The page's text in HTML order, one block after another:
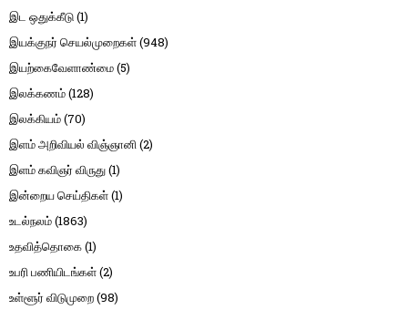
இட ஒதுக்கீடு(1)
இயக்குநர் செயல்முறைகள்(948)
இயற்கைவேளாண்மை(5)
இலக்கணம்(128)
இலக்கியம்(70)
இளம் அறிவியல் விஞ்ஞானி(2)
இளம் கவிஞர் விருது(1)
இன்றைய செய்திகள்(1)
உடல்நலம்(1863)
உதவித்தொகை(1)
உபரி பணியிடங்கள்(2)
உள்ளூர் விடுமுறை(98)